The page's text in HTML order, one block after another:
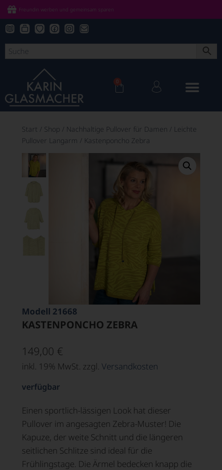
Freundin werben und gemeinsam sparen
0
Start / Shop / Nachhaltige Pullover für Damen / Leichte
Pullover Langarm / Kastenponcho Zebra
Modell 21668
KASTENPONCHO ZEBRA
149,00 €
inkl. 19% MwSt. zzgl. Versandkosten
verfügbar
Einen sportlich-lässigen Look hat dieser
Pullover im angesagten Zebra-Muster! Die
Kapuze, der weite Schnitt und die längeren
seitlichen Schlitze sind ideal für die
Frühlingstage. Die Ärmel bedecken knapp die